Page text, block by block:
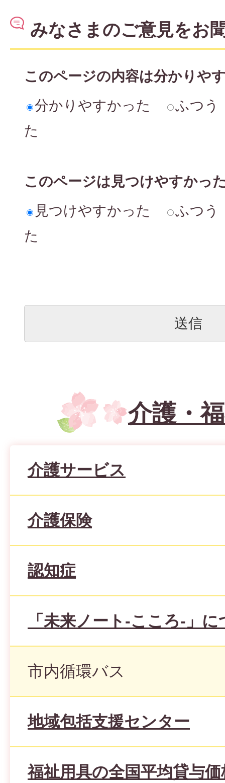
みなさまのご意見をお
このページの内容は分かりや
分かりやすかった
ふつう
た
このページは見つけやすかっ
見つけやすかった
ふつう
た
介護・
介護サービス
介護保険
認知症
「未来ノート-こころ-」
市内循環バス
地域包括支援センター
福祉用具の全国平均貸与